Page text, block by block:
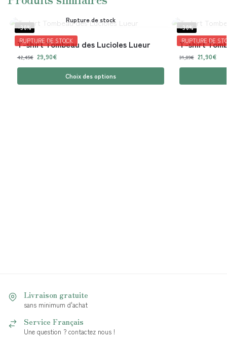
-30%
RUPTURE DE STOCK
Rupture de stock
T-shirt Tombeau des Lucioles Lueur
42,45€ 29,90€
Choix des options
-30%
RUPTURE DE
T-shirt
31,09€ 21,90€
Livraison gratuite
sans minimum d'achat
Service Français
Une question ? contactez nous !